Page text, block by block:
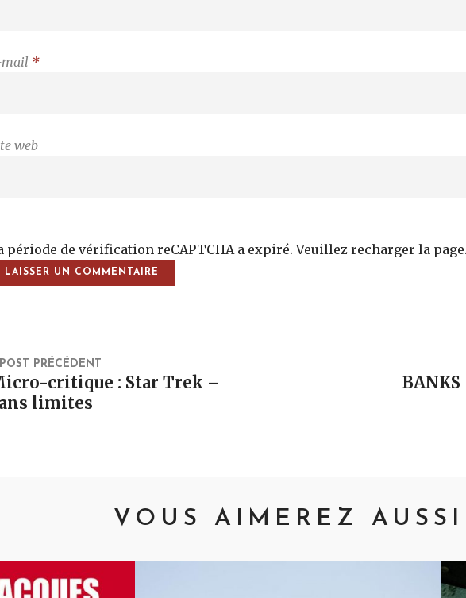
mail *
web
période de vérification reCAPTCHA a expiré. Veuillez recharger la
Navigation
POST PRÉCÉDENT
critique : Star Trek –
limites
VOUS AIMEREZ AUSSI